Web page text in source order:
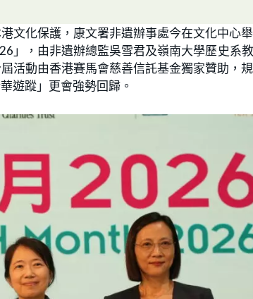
文化保護，康文署非遺辦事處今在文化中心
」，由非遺辦總監吳雪君及嶺南大學歷史系
活動由香港賽馬會慈善信託基金獨家贊助，
遊蹤」更會強勢回歸。